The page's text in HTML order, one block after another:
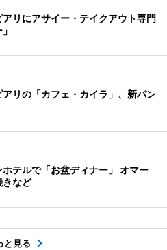
リにアサイー・テイクアウト専門
リの「カフェ・カイラ」、新パン
テルで「お盆ディナー」 オマー
きなど
と見る